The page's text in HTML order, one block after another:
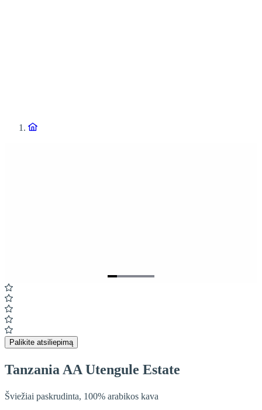
Item
1
of
5
Palikite atsiliepimą
Tanzania AA Utengule Estate
Šviežiai paskrudinta, 100% arabikos kava